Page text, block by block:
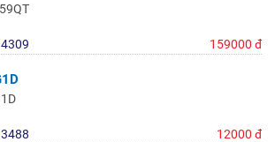
4309 159000 đ
3488 12000 đ